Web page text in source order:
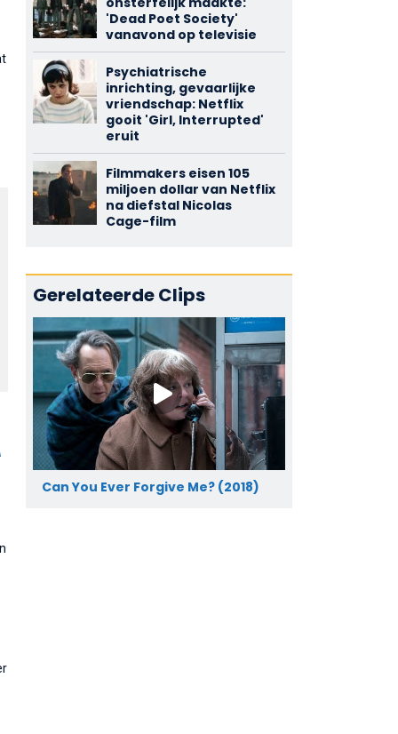
'Dead Poet Society'
vanavond op televisie
Psychiatrische
inrichting, gevaarlijke
vriendschap: Netflix
gooit 'Girl, Interrupted'
eruit
Filmmakers eisen 105
miljoen dollar van Netflix
na diefstal Nicolas
Cage-film
Gerelateerde Clips
Can You Ever Forgive Me? (2018)